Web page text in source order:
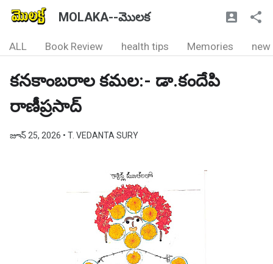
MOLAKA--మొలక
ALL Book Review health tips Memories new
కనకాంబరాల కమల:- డా.కందేపి
రాణీప్రసాద్
జూన్ 25, 2026 • T. VEDANTA SURY